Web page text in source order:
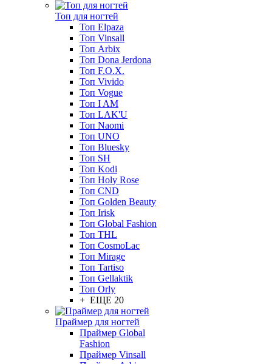
Топ для ногтей
Топ Elpaza
Топ Vinsall
Топ Arbix
Топ Dona Jerdona
Топ F.O.X.
Топ Vivido
Топ Vogue
Топ I AM
Топ LAK'U
Топ Naomi
Топ UNO
Топ Bluesky
Топ SH
Топ Kodi
Топ Holy Rose
Топ CND
Топ Golden Beauty
Топ Irisk
Топ Global Fashion
Топ THL
Топ CosmoLac
Топ Mirage
Топ Tartiso
Топ Gellaktik
Топ Orly
+ ЕЩЕ 20
Праймер для ногтей
Праймер Global
Fashion
Праймер Vinsall